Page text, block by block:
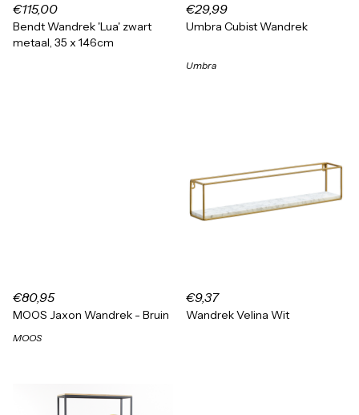
€115,00
Bendt Wandrek 'Lua' zwart
metaal, 35 x 146cm
€29,99
Umbra Cubist Wandrek
Umbra
€80,95
MOOS Jaxon Wandrek - Bruin
MOOS
€9,37
Wandrek Velina Wit